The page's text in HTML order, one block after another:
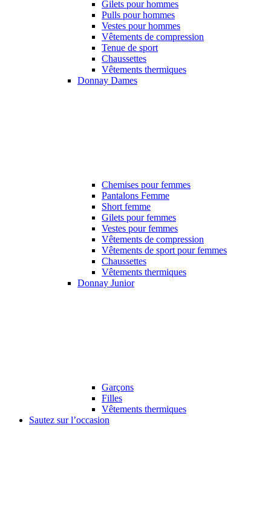
Gilets pour hommes
Pulls pour hommes
Vestes pour hommes
Vêtements de compression
Tenue de sport
Chaussettes
Vêtements thermiques
Donnay Dames
Chemises pour femmes
Pantalons Femme
Short femme
Gilets pour femmes
Vestes pour femmes
Vêtements de compression
Vêtements de sport pour femmes
Chaussettes
Vêtements thermiques
Donnay Junior
Garçons
Filles
Vêtements thermiques
Sautez sur l’occasion